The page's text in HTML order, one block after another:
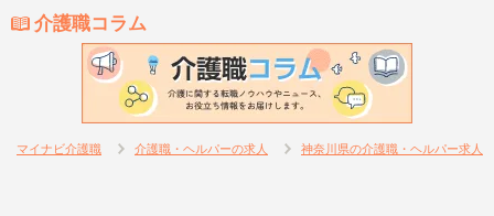
介護職コラム
マイナビ介護職 介護職・ヘルパーの求人 神奈川県の介護職・ヘルパー求人